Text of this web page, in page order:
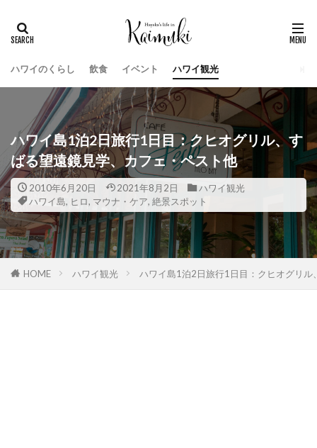
ハワイのくらし 飲食 イベント ハワイ観光
ハワイ島1泊2日旅行1日目：クヒオグリル、す
ばる望遠鏡見学、カフェ・ペスト他
2010年6月20日 2021年8月2日
ハワイ観光
ハワイ島, ヒロ, マウナ・ケア, 絶景スポット
HOME ハワイ観光 ハワイ島1泊2日旅行1日目：クヒオグリ